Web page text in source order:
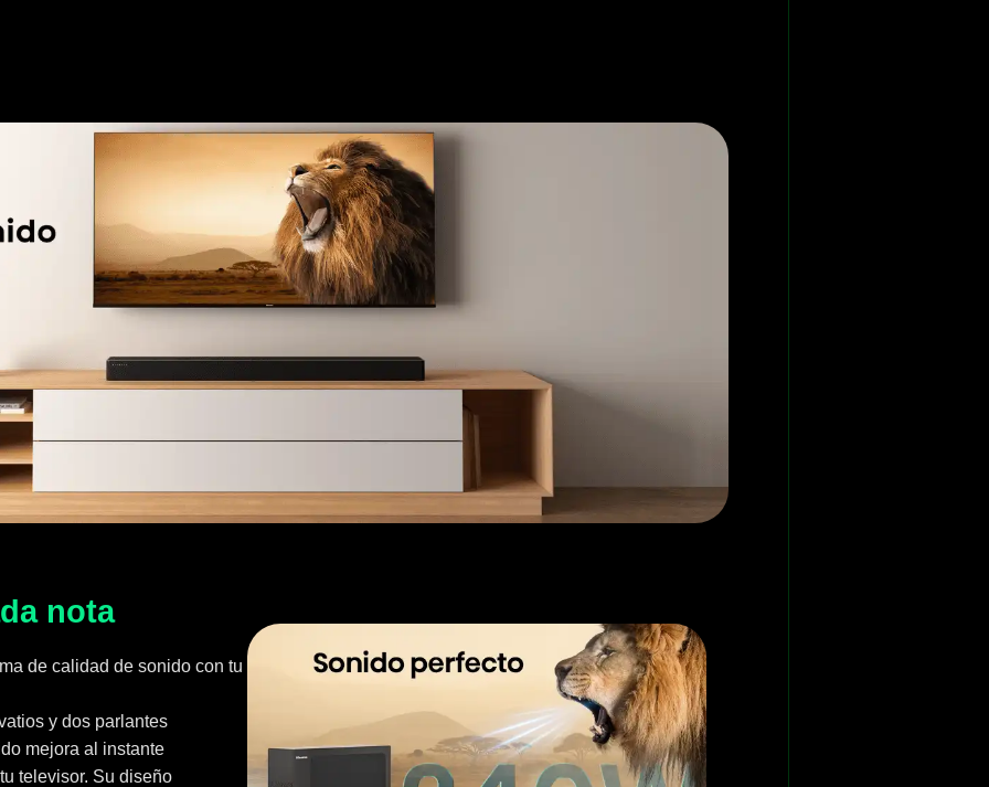
nota
de calidad de sonido con tu
y dos parlantes
mejora al instante
televisor. Su diseño